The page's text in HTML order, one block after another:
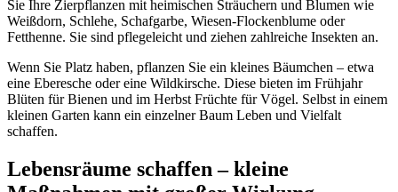
Sie Ihre Zierpflanzen mit heimischen Sträuchern und Blumen wie
Weißdorn, Schlehe, Schafgarbe, Wiesen-Flockenblume oder
Fetthenne. Sie sind pflegeleicht und ziehen zahlreiche Insekten an.
Wenn Sie Platz haben, pflanzen Sie ein kleines Bäumchen – etwa
eine Eberesche oder eine Wildkirsche. Diese bieten im Frühjahr
Blüten für Bienen und im Herbst Früchte für Vögel. Selbst in einem
kleinen Garten kann ein einzelner Baum Leben und Vielfalt
schaffen.
Lebensräume schaffen – kleine